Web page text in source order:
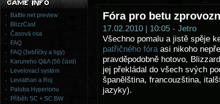
Battle.net preview
BlizzCast
Časová osa
FAQ
FAQ (žebříčky a ligy)
Karuneho Q&A (56 částí)
Levelovací systém
Leviathan a Roj
Paluba Hyperionu
Příběh SC + SC:BW
Fóra pro betu
17.02.2010 | 10:05 - Jetro
Všechno pomalu a jistě spěje
patřičného fóraasi nikoho
pravděpodobně hotovo,
jej překládal do všech svých
španělština, francouzština,
jazyky).